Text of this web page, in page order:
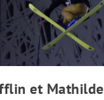
et Mathilde